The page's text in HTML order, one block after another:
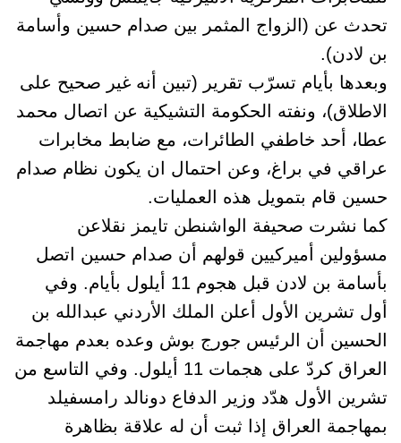
تحدث عن (الزواج المثمر بين صدام حسين وأسامة
بن لادن).
وبعدها بأيام تسرّب تقرير (تبين أنه غير صحيح على
الاطلاق)، ونفته الحكومة التشيكية عن اتصال محمد
عطا، أحد خاطفي الطائرات، مع ضابط مخابرات
عراقي في براغ، وعن احتمال ان يكون نظام صدام
حسين قام بتمويل هذه العمليات.
كما نشرت صحيفة الواشنطن تايمز نقلاعن
مسؤولين أميركيين قولهم أن صدام حسين اتصل
بأسامة بن لادن قبل هجوم 11 أيلول بأيام. وفي
أول تشرين الأول أعلن الملك الأردني عبدالله بن
الحسين أن الرئيس جورج بوش وعده بعدم مهاجمة
العراق كردّ على هجمات 11 أيلول. وفي التاسع من
تشرين الأول هدّد وزير الدفاع دونالد رامسفيلد
بمهاجمة العراق إذا ثبت أن له علاقة بظاهرة